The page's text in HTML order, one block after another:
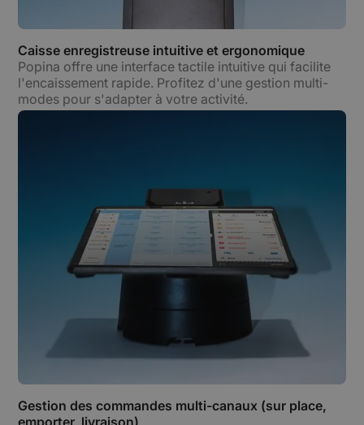
Caisse enregistreuse intuitive et ergonomique
Popina offre une interface tactile intuitive qui facilite
l'encaissement rapide. Profitez d'une gestion multi-
modes pour s'adapter à votre activité.
Gestion des commandes multi-canaux (sur place,